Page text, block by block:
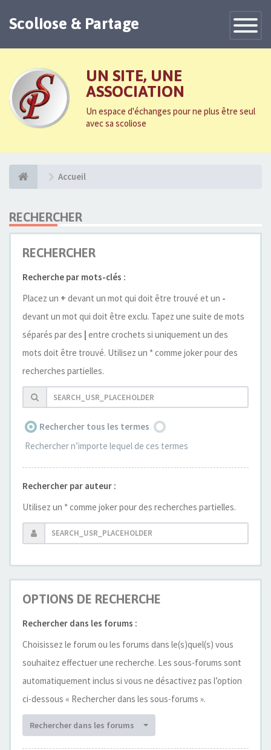
Toggle
Scoliose & Partage
UN SITE, UNE
ASSOCIATION
Un espace d'échanges pour ne plus être seul
avec sa scoliose
Accueil
RECHERCHER
RECHERCHER
Recherche par mots-clés :
Placez un + devant un mot qui doit être trouvé et un -
devant un mot qui doit être exclu. Tapez une suite de mots
séparés par des | entre crochets si uniquement un des
mots doit être trouvé. Utilisez un * comme joker pour des
recherches partielles.
Rechercher tous les termes
Rechercher n’importe lequel de ces termes
Rechercher par auteur :
Utilisez un * comme joker pour des recherches partielles.
OPTIONS DE RECHERCHE
Rechercher dans les forums :
Choisissez le forum ou les forums dans le(s)quel(s) vous
souhaitez effectuer une recherche. Les sous-forums sont
automatiquement inclus si vous ne désactivez pas l’option
ci-dessous « Rechercher dans les sous-forums ».
Rechercher dans les forums